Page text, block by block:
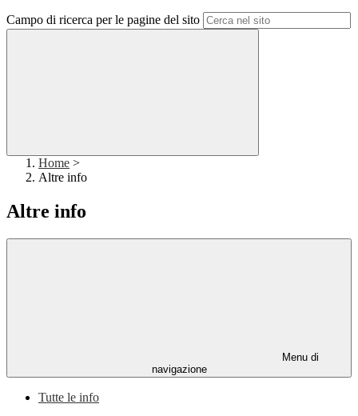
Campo di ricerca per le pagine del sito
Home >
Altre info
Altre info
Menu di
navigazione
Tutte le info